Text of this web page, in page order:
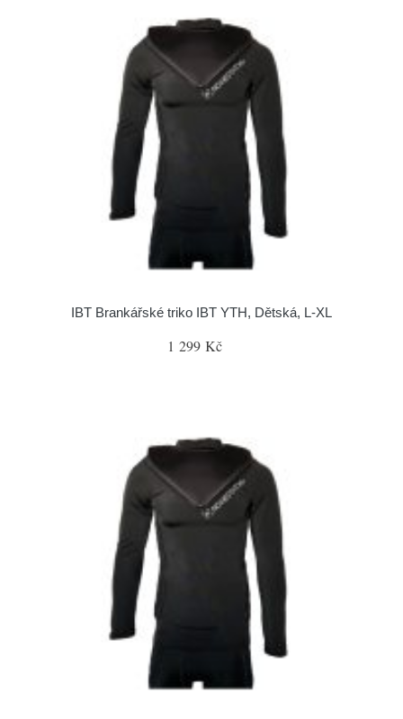
IBT Brankářské triko IBT YTH, Dětská, L-XL
1 299 Kč